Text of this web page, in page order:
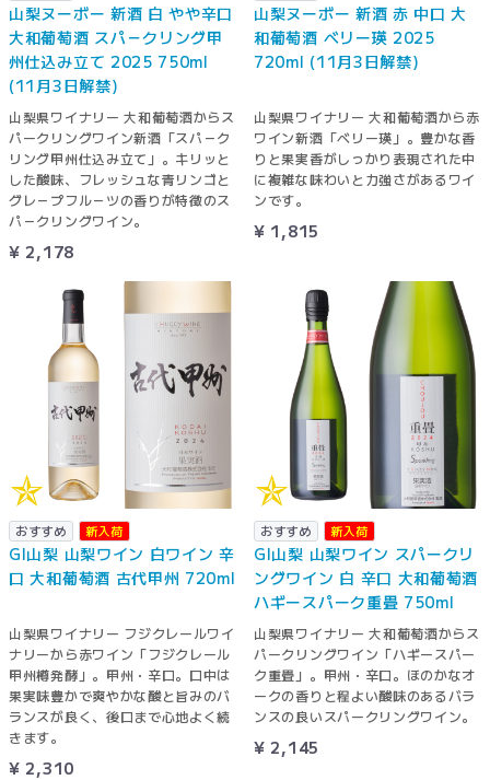
山梨ヌーボー 新酒 白 やや辛口
大和葡萄酒 スパ－クリング甲
州仕込み立て 2025 750ml
(11月3日解禁)
山梨県ワイナリー 大和葡萄酒からス
パークリングワイン新酒「スパ－ク
リング甲州仕込み立て」。キリッと
した酸味、フレッシュな青リンゴと
グレ－プフル－ツの香りが特徴のス
パ－クリングワイン。
¥ 2,178
山梨ヌーボー 新酒 赤 中口 大
和葡萄酒 ベリー瑛 2025
720ml (11月3日解禁)
山梨県ワイナリー 大和葡萄酒から赤
ワイン新酒「ベリー瑛」。豊かな香
りと果実香がしっかり表現された中
に複雑な味わいと力強さがあるワイ
ンです。
¥ 1,815
おすすめ 新入荷
GI山梨 山梨ワイン 白ワイン 辛
口 大和葡萄酒 古代甲州 720ml
山梨県ワイナリー フジクレールワイ
ナリーから赤ワイン「フジクレール
甲州樽発酵」。甲州・辛口。口中は
果実味豊かで爽やかな酸と旨みのバ
ランスが良く、後口まで心地よく続
きます。
¥ 2,310
おすすめ 新入荷
GI山梨 山梨ワイン スパークリ
ングワイン 白 辛口 大和葡萄酒
ハギースパーク重畳 750ml
山梨県ワイナリー 大和葡萄酒からス
パークリングワイン「ハギースパー
ク重畳」。甲州・辛口。ほのかなオ
ークの香りと程よい酸味のあるバラ
ンスの良いスパークリングワイン。
¥ 2,145